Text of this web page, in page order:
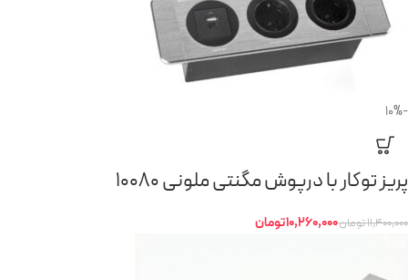
-10%
پریز توکار با درپوش مگنتی ملونی 10080
11,400,000تومان10,260,000تومان